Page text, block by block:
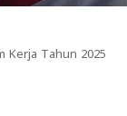
Kerja Tahun 2025